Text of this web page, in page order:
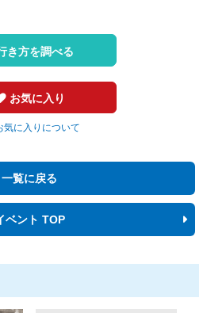
お気に入り
気に入りについて
き方を調べる
一覧に戻る
ベント TOP